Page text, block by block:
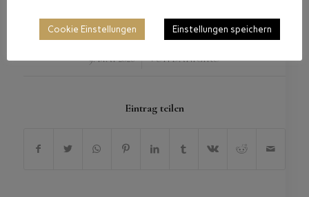
9. MAI 2026
/ VONDANIGIRO
Eintrag teilen
Cookie Einstellungen Einstellungen speichern